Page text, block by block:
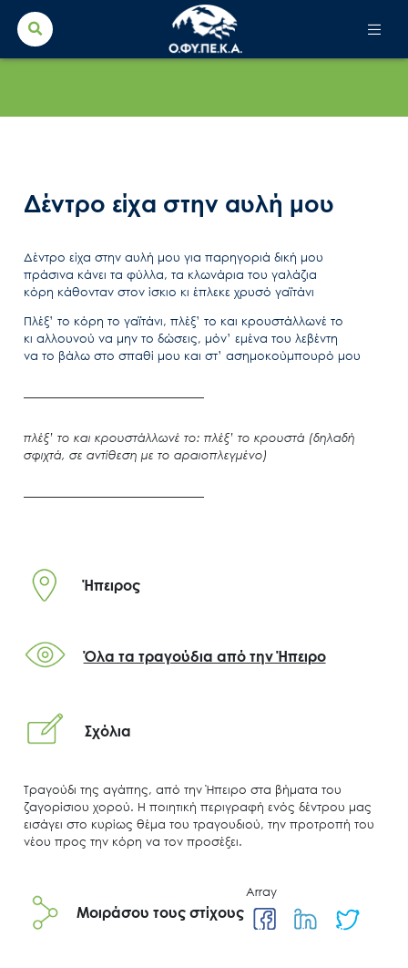
Search
for:
Δέντρο είχα στην αυλή μου
Δέντρο είχα στην αυλή μου για παρηγοριά δική μου
πράσινα κάνει τα φύλλα, τα κλωνάρια του γαλάζια
κόρη κάθονταν στον ίσκιο κι έπλεκε χρυσό γαϊτάνι
Πλέξ’ το κόρη το γαϊτάνι, πλέξ’ το και κρουστάλλωνέ το
κι αλλουνού να μην το δώσεις, μόν’ εμένα του λεβέντη
να το βάλω στο σπαθί μου και στ’ ασημοκούμπουρό μου
πλέξ’ το και κρουστάλλωνέ το: πλέξ’ το κρουστά (δηλαδή
σφιχτά, σε αντίθεση με το αραιοπλεγμένο)
Ήπειρος
Όλα τα τραγούδια από την Ήπειρο
Σχόλια
Τραγούδι της αγάπης, από την Ήπειρο στα βήματα του
ζαγορίσιου χορού. Η ποιητική περιγραφή ενός δέντρου μας
εισάγει στο κυρίως θέμα του τραγουδιού, την προτροπή του
νέου προς την κόρη να τον προσέξει.
Μοιράσου τους στίχους
Array